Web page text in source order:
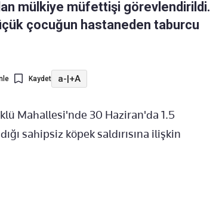
mülkiye müfettişi görevlendirildi.
çocuğun hastaneden taburcu
Kaydet a-|+A
Mahallesi'nde 30 Haziran'da 1.5
sahipsiz köpek saldırısına ilişkin